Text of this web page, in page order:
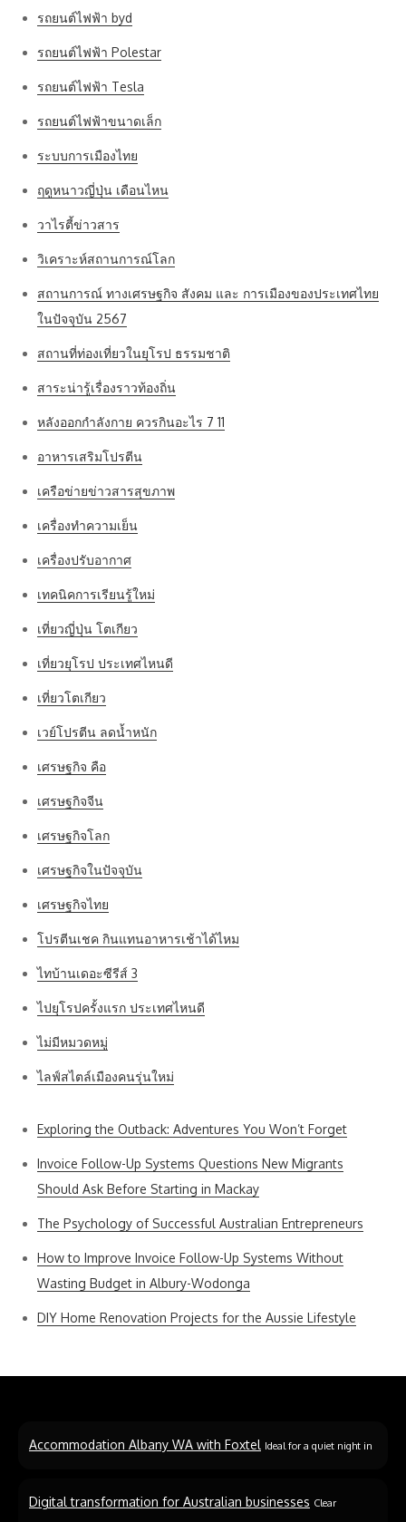
รถยนต์ไฟฟ้า byd
รถยนต์ไฟฟ้า Polestar
รถยนต์ไฟฟ้า Tesla
รถยนต์ไฟฟ้าขนาดเล็ก
ระบบการเมืองไทย
ฤดูหนาวญี่ปุ่น เดือนไหน
วาไรตี้ข่าวสาร
วิเคราะห์สถานการณ์โลก
สถานการณ์ ทางเศรษฐกิจ สังคม และ การเมืองของประเทศไทย
ในปัจจุบัน 2567
สถานที่ท่องเที่ยวในยุโรป ธรรมชาติ
สาระน่ารู้เรื่องราวท้องถิ่น
หลังออกกําลังกาย ควรกินอะไร 7 11
อาหารเสริมโปรตีน
เครือข่ายข่าวสารสุขภาพ
เครื่องทำความเย็น
เครื่องปรับอากาศ
เทคนิคการเรียนรู้ใหม่
เที่ยวญี่ปุ่น โตเกียว
เที่ยวยุโรป ประเทศไหนดี
เที่ยวโตเกียว
เวย์โปรตีน ลดน้ำหนัก
เศรษฐกิจ คือ
เศรษฐกิจจีน
เศรษฐกิจโลก
เศรษฐกิจในปัจจุบัน
เศรษฐกิจไทย
โปรตีนเชค กินแทนอาหารเช้าได้ไหม
ไทบ้านเดอะซีรีส์ 3
ไปยุโรปครั้งแรก ประเทศไหนดี
ไม่มีหมวดหมู่
ไลฟ์สไตล์เมืองคนรุ่นใหม่
Exploring the Outback: Adventures You Won’t Forget
Invoice Follow-Up Systems Questions New Migrants
Should Ask Before Starting in Mackay
The Psychology of Successful Australian Entrepreneurs
How to Improve Invoice Follow-Up Systems Without
Wasting Budget in Albury-Wodonga
DIY Home Renovation Projects for the Aussie Lifestyle
Accommodation Albany WA with Foxtel Ideal for a quiet night in
Digital transformation for Australian businesses Clear